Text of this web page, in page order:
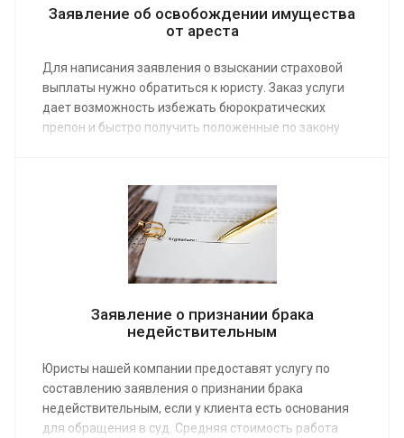
Заявление об освобождении имущества
от ареста
Для написания заявления о взыскании страховой
выплаты нужно обратиться к юристу. Заказ услуги
дает возможность избежать бюрократических
препон и быстро получить положенные по закону
Заявление о признании брака
недействительным
Юристы нашей компании предоставят услугу по
составлению заявления о признании брака
недействительным, если у клиента есть основания
для обращения в суд. Средняя стоимость работа